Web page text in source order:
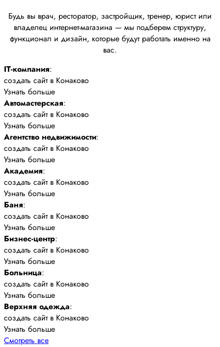
Будь вы врач, ресторатор, застройщик, тренер, юрист или
владелец интернет-магазина — мы подберем структуру,
функционал и дизайн, которые будут работать именно на
вас.
IT-компания:
создать сайт в Конаково
Узнать больше
Автомастерская:
создать сайт в Конаково
Узнать больше
Агентство недвижимости:
создать сайт в Конаково
Узнать больше
Академия:
создать сайт в Конаково
Узнать больше
Баня:
создать сайт в Конаково
Узнать больше
Бизнес-центр:
создать сайт в Конаково
Узнать больше
Больница:
создать сайт в Конаково
Узнать больше
Верхняя одежда:
создать сайт в Конаково
Узнать больше
Смотреть все